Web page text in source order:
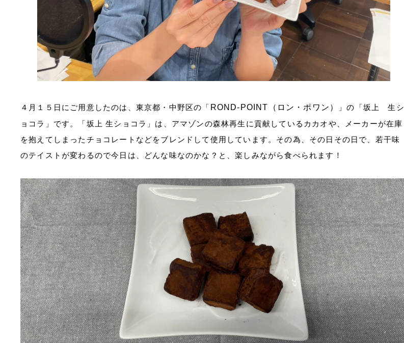
４月１５日にご用意したのは、東京都・中野区の「 ROND-POINT （ロン・ポワン）
」の「坂上 生シ
ョコラ」です。
「坂上 生ショコラ」は、アマゾンの森林再生に貢献しているカカオや、メーカーが在庫
を抱えてしまったチョコレートなどをブレンドして使用しています。その為、その日その日で、若干味
のテイストが変わるので今日は、どんな味なのかな？と、楽しみながら食べられます！